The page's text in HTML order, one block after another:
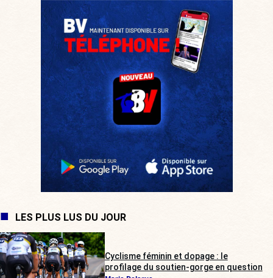
LES PLUS LUS DU JOUR
Cyclisme féminin et dopage : le
profilage du soutien-gorge en question